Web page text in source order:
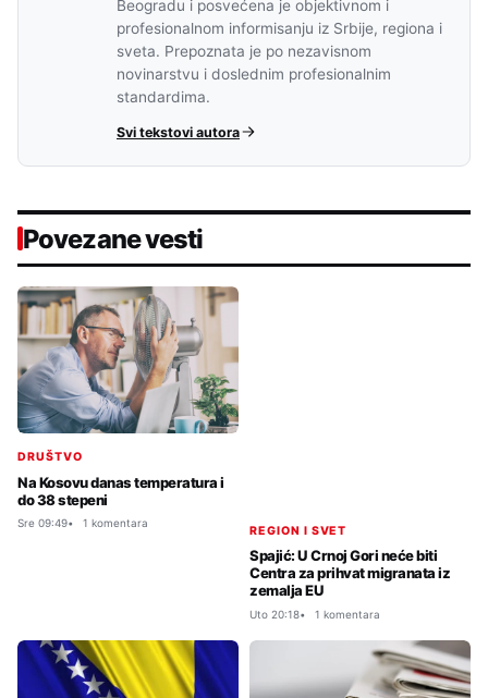
Beogradu i posvećena je objektivnom i
profesionalnom informisanju iz Srbije, regiona i
sveta. Prepoznata je po nezavisnom
novinarstvu i doslednim profesionalnim
standardima.
Svi tekstovi autora
Povezane vesti
DRUŠTVO
Na Kosovu danas temperatura i
do 38 stepeni
Sre 09:49 1 komentara
REGION I SVET
Spajić: U Crnoj Gori neće biti
Centra za prihvat migranata iz
zemalja EU
Uto 20:18 1 komentara